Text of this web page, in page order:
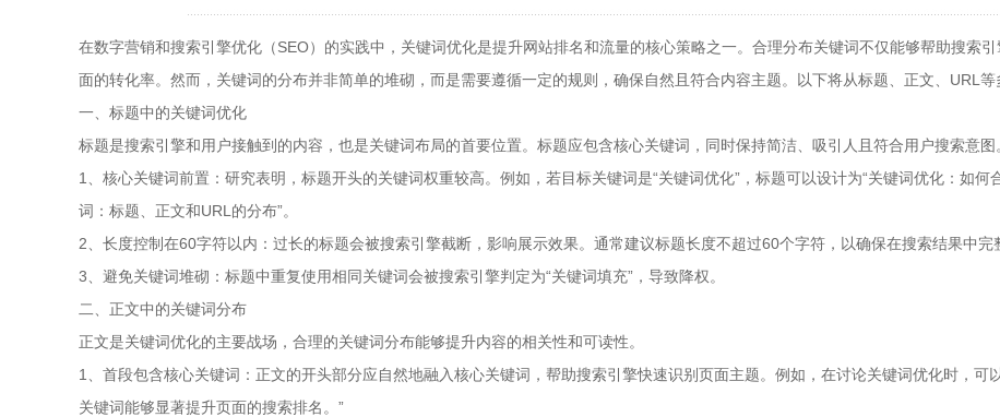
在数字营销和搜索引擎优化（SEO）的实践中，关键词优化是提升网站排名和流量的核心策略之一。合理分布关键词不仅能够帮助搜索
面的转化率。然而，关键词的分布并非简单的堆砌，而是需要遵循一定的规则，确保自然且符合内容主题。以下将从标题、正文、URL等
一、标题中的关键词优化
标题是搜索引擎和用户接触到的内容，也是关键词布局的首要位置。标题应包含核心关键词，同时保持简洁、吸引人且符合用户搜索意图
1、核心关键词前置：研究表明，标题开头的关键词权重较高。例如，若目标关键词是“关键词优化”，标题可以设计为“关键词优化：如
词：标题、正文和URL的分布”。
2、长度控制在60字符以内：过长的标题会被搜索引擎截断，影响展示效果。通常建议标题长度不超过60个字符，以确保在搜索结果中完
3、避免关键词堆砌：标题中重复使用相同关键词会被搜索引擎判定为“关键词填充”，导致降权。
二、正文中的关键词分布
正文是关键词优化的主要战场，合理的关键词分布能够提升内容的相关性和可读性。
1、首段包含核心关键词：正文的开头部分应自然地融入核心关键词，帮助搜索引擎快速识别页面主题。例如，在讨论关键词优化时，可
关键词能够显著提升页面的搜索排名。”